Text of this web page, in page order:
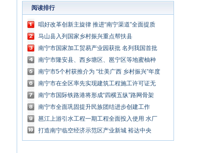
阅读排行
唱好改革创新主旋律 推进“南宁渠道”全面提质
马山县入列国家乡村振兴重点帮扶县
南宁市国家加工贸易产业园获批 名列我国首批
13家产业园名单
南宁市隆安县、西乡塘区、邕宁区等地蜜柚种
植基地迎来丰收
南宁市5个村获推介为 “壮美广西 乡村振兴”年度
特色案例
南宁市在全区率先实现建筑工程施工许可证无
纸化全程网上审批
南宁市国际铁路港将形成“四横五纵”路网骨架
支持铁路港区域开发建设
南宁市全面巩固提升民族团结进步创建工作
邕江上游引水工程一期工程全面投入使用 水厂
取水口上移 市民饮用水提质
打造南宁临空经济示范区产业新城 裕达中央
城“巨无霸”产城融合示范区来了